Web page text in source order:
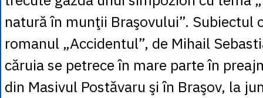
natură în munţii Braşovului”. Subiectul
romanul „Accidentul”, de Mihail
căruia se petrece în mare parte în
din Masivul Postăvaru şi în Braşov, la